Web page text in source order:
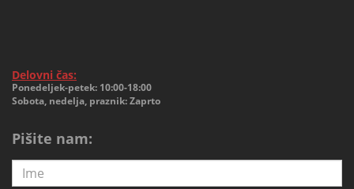
Delovni čas:
Ponedeljek-petek: 10:00-18:00
Sobota, nedelja, praznik: Zaprto
Pišite nam: